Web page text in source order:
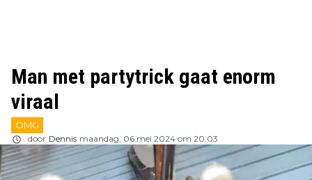
Man met partytrick gaat enorm
viraal
OMG
door Dennis maandag, 06 mei 2024 om 20:03